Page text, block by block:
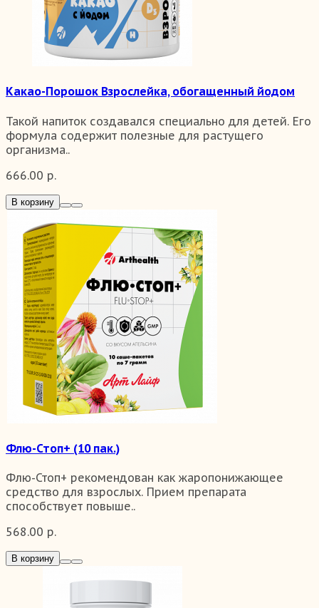
Какао-Порошок Взрослейка, обогащенный йодом
Такой напиток создавался специально для детей. Его
формула содержит полезные для растущего
организма..
666.00 р.
В корзину
Флю-Стоп+ (10 пак.)
Флю-Стоп+ рекомендован как жаропонижающее
средство для взрослых. Прием препарата
способствует повыше..
568.00 р.
В корзину